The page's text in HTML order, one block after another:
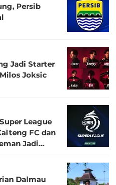
Persib
Jadi Starter
Joksic
League
FC dan
Jadi
Dalmau